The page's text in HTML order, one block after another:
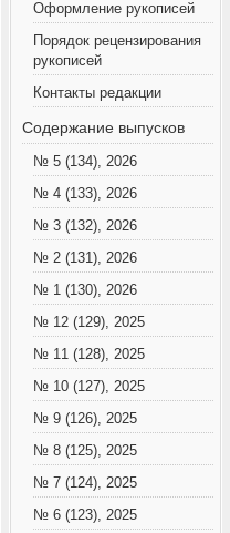
Оформление рукописей
Порядок рецензирования
рукописей
Контакты редакции
Содержание выпусков
№ 5 (134), 2026
№ 4 (133), 2026
№ 3 (132), 2026
№ 2 (131), 2026
№ 1 (130), 2026
№ 12 (129), 2025
№ 11 (128), 2025
№ 10 (127), 2025
№ 9 (126), 2025
№ 8 (125), 2025
№ 7 (124), 2025
№ 6 (123), 2025